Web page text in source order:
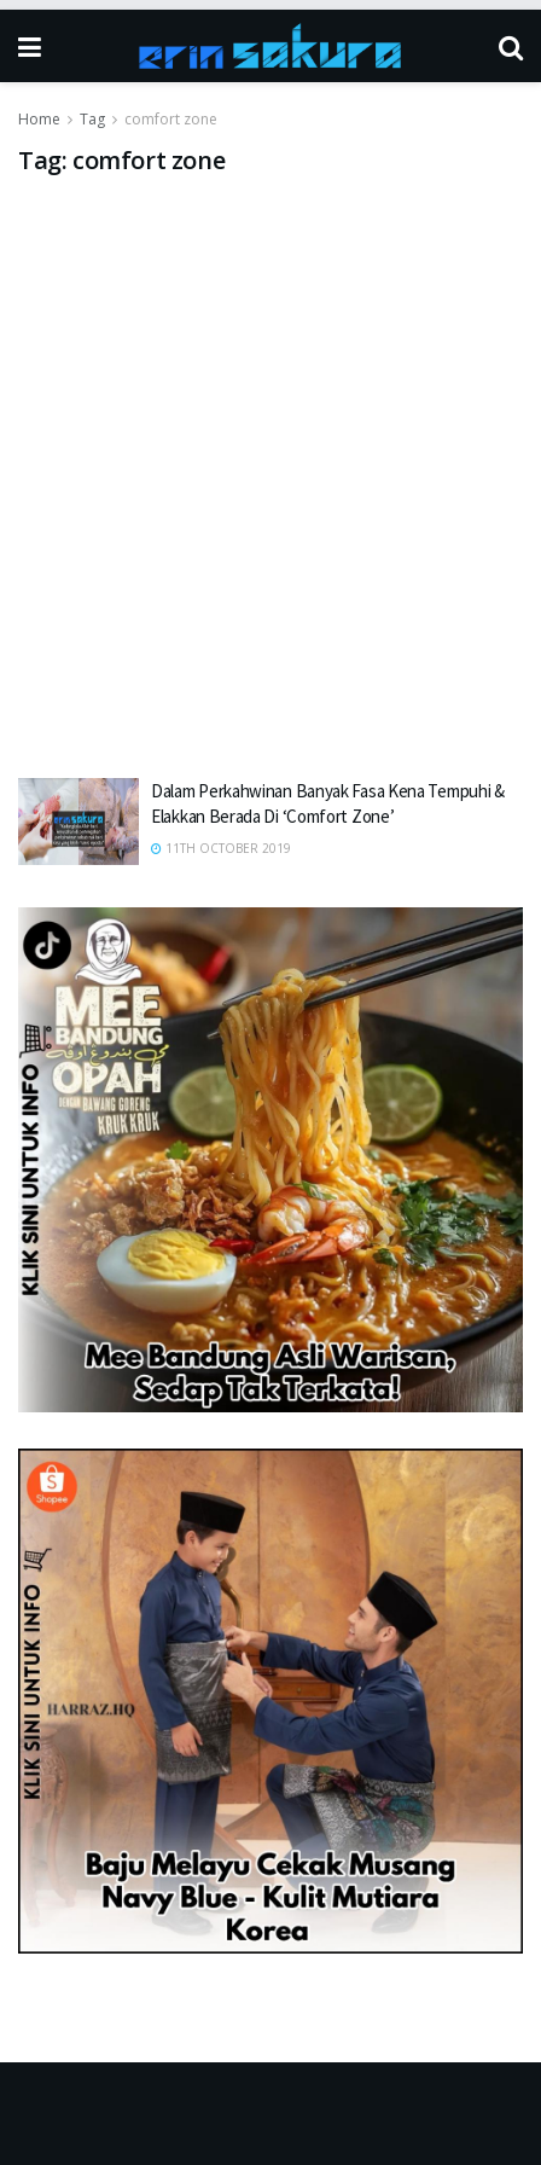
Home Tag comfort zone
Tag: comfort zone
Dalam Perkahwinan Banyak Fasa Kena Tempuhi &
Elakkan Berada Di ‘Comfort Zone’
11TH OCTOBER 2019